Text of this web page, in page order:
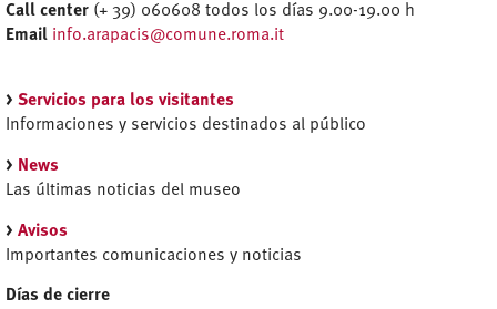
Call center (+ 39) 060608 todos los días 9.00-19.00 h
Email info.arapacis@comune.roma.it
> Servicios para los visitantes
Informaciones y servicios destinados al público
> News
Las últimas noticias del museo
> Avisos
Importantes comunicaciones y noticias
Días de cierre